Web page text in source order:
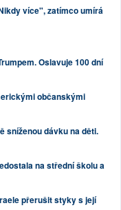
více", zatímco umírá
Oslavuje 100 dní
občanskými
sníženou dávku na děti.
na střední školu a
přerušit styky s její